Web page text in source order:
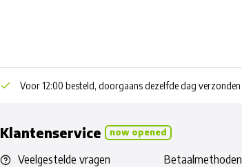
Voor 12:00 besteld, doorgaans dezelfde dag verzonden
Klantenservice now opened
Veelgestelde vragen
Betaalmethoden